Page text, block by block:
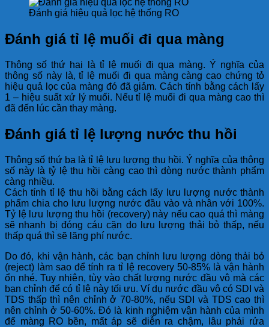
Đánh giá hiệu quả lọc hệ thống RO
Đánh giá tỉ lệ muối đi qua màng
Thông số thứ hai là tỉ lệ muối đi qua màng. Ý nghĩa của
thông số này là, tỉ lệ muối đi qua màng càng cao chứng tỏ
hiệu quả lọc của màng đó đã giảm. Cách tính bằng cách lấy
1 – hiệu suất xử lý muối. Nếu tỉ lệ muối đi qua màng cao thì
đã đến lúc cần thay màng.
Đánh giá tỉ lệ lượng nước thu hồi
Thông số thứ ba là tỉ lệ lưu lượng thu hồi. Ý nghĩa của thông
số này là tỷ lệ thu hồi càng cao thì dòng nước thành phẩm
càng nhiều.
Cách tính tỉ lệ thu hồi bằng cách lấy lưu lượng nước thành
phẩm chia cho lưu lượng nước đầu vào và nhân với 100%.
Tỷ lệ lưu lượng thu hồi (recovery) này nếu cao quá thì màng
sẽ nhanh bị đóng cáu cặn do lưu lượng thải bỏ thấp, nếu
thấp quá thì sẽ lãng phí nước.
Do đó, khi vận hành, các bạn chỉnh lưu lượng dòng thải bỏ
(reject) làm sao để tính ra tỉ lệ recovery 50-85% là vận hành
ổn nhé. Tuy nhiên, tùy vào chất lượng nước đầu vô mà các
bạn chỉnh để có tỉ lệ này tối ưu. Ví dụ nước đầu vô có SDI và
TDS thấp thì nên chỉnh ở 70-80%, nếu SDI và TDS cao thì
nên chỉnh ở 50-60%. Đó là kinh nghiệm vận hành của mình
để màng RO bền, mất áp sẽ diễn ra chậm, lâu phải rửa